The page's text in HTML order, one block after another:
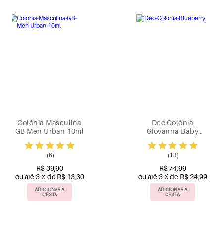
Colônia Masculina
GB Men Urban 10ml
(6)
R$ 39,90
ou até 3 X de R$ 13,30
ADICIONAR À
CESTA
Deo Colônia
Giovanna Baby
(13)
R$ 74,99
ou até 3 X de R$ 24,99
ADICIONAR À
CESTA